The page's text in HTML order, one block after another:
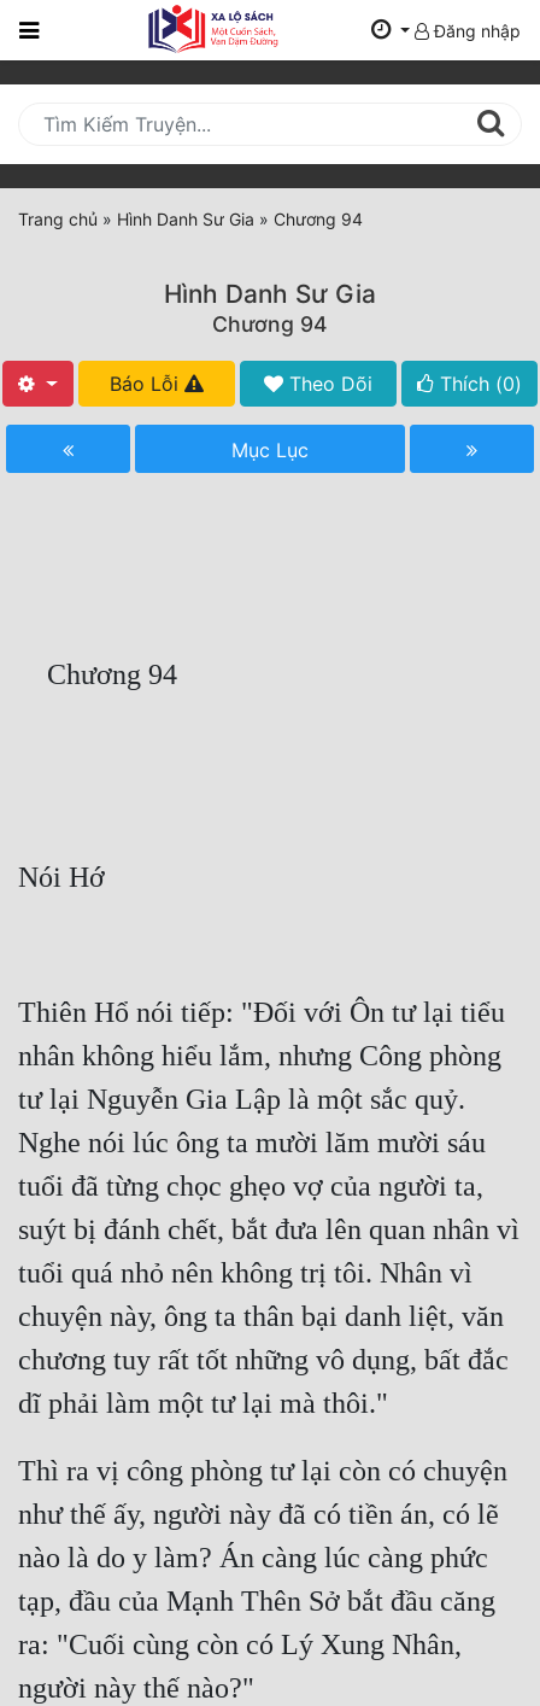
Trang
Mới
Cập
Nhật
(current)
Tất Cả
Truyện Convert
Xa Lộ Dịch
Cạnh Kỹ
Cổ Tiên Hiệp
Cổ Đại
Du Hí
Dã Sử
Dị Giới
Góc Nhìn Nam
Huyền Huyễn
Hệ Thống
Đăng nhập
Trang chủ » Hình Danh Sư Gia » Chương 94
Hình Danh Sư Gia
Chương 94
Báo Lỗi Theo Dõi Thích (0)
Mục Lục
Thiên Hổ nói tiếp: "Đối với Ôn tư lại tiểu
nhân không hiểu lắm, nhưng Công phòng
tư lại Nguyễn Gia Lập là một sắc quỷ.
Nghe nói lúc ông ta mười lăm mười sáu
tuổi đã từng chọc ghẹo vợ của người ta,
suýt bị đánh chết, bắt đưa lên quan nhân vì
tuổi quá nhỏ nên không trị tôi. Nhân vì
chuyện này, ông ta thân bại danh liệt, văn
chương tuy rất tốt những vô dụng, bất đắc
Thì ra vị công phòng tư lại còn có chuyện
như thế ấy, người này đã có tiền án, có lẽ
nào là do y làm? Án càng lúc càng phức
tạp, đầu của Mạnh Thên Sở bắt đầu căng
ra: "Cuối cùng còn có Lý Xung Nhân,